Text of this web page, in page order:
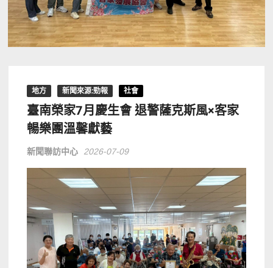
地方 新聞來源:勁報 社會
臺南榮家7月慶生會 退警薩克斯風×客家
暢樂團溫馨獻藝
新聞聯訪中心 2026-07-09